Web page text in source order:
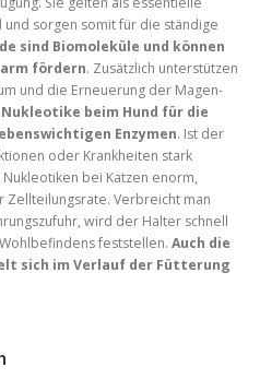
sorgen somit für die ständige
sind Biomoleküle und können
fördern. Zusätzlich unterstützen
und die Erneuerung der Magen-
beim Hund für die
Enzymen. Ist der
oder Krankheiten stark
bei Katzen enorm,
Verbreicht man
wird der Halter schnell
feststellen. Auch die
sich im Verlauf der Fütterung